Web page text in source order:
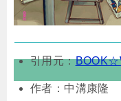
引用元：
作者：中溝康隆